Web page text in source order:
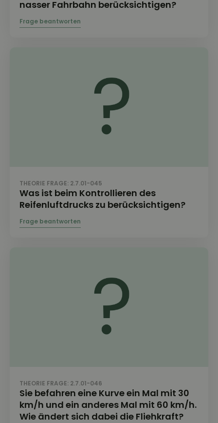
nasser Fahrbahn berücksichtigen?
THEORIE FRAGE: 2.7.01-045
Was ist beim Kontrollieren des
Reifenluftdrucks zu berücksichtigen?
THEORIE FRAGE: 2.7.01-046
Sie befahren eine Kurve ein Mal mit 30
km/h und ein anderes Mal mit 60 km/h.
Wie ändert sich dabei die Fliehkraft?